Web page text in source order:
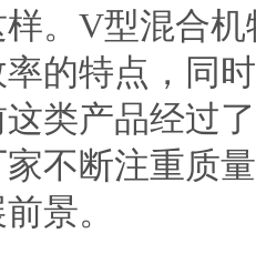
。V型混合
的特点，同
类产品经过
不断注重质
景。